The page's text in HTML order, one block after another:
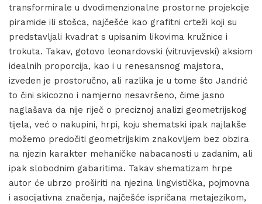
transformirale u dvodimenzionalne prostorne projekcije
piramide ili stošca, najčešće kao grafitni crteži koji su
predstavljali kvadrat s upisanim likovima kružnice i
trokuta. Takav, gotovo leonardovski (vitruvijevski) aksiom
idealnih proporcija, kao i u renesansnog majstora,
izveden je prostoručno, ali razlika je u tome što Jandrić
to čini skicozno i namjerno nesavršeno, čime jasno
naglašava da nije riječ o preciznoj analizi geometrijskog
tijela, već o nakupini, hrpi, koju shematski ipak najlakše
možemo predočiti geometrijskim znakovljem bez obzira
na njezin karakter mehaničke nabacanosti u zadanim, ali
ipak slobodnim gabaritima. Takav shematizam hrpe
autor će ubrzo proširiti na njezina lingvistička, pojmovna
i asocijativna značenja, najčešće ispričana metajezikom,